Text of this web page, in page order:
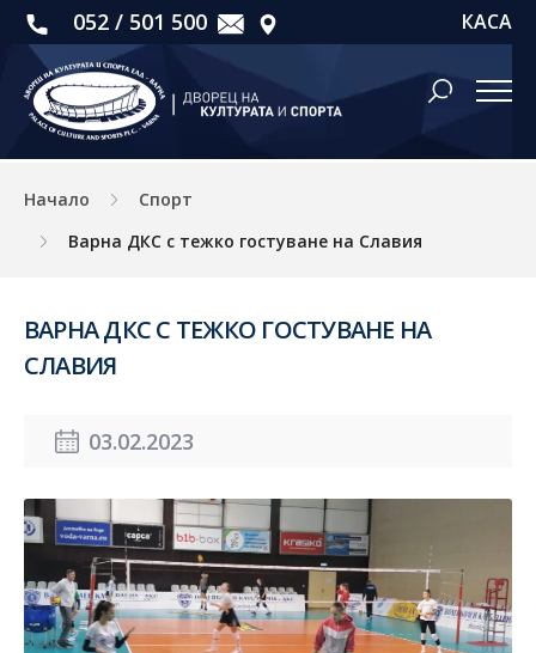
052 / 501 500 КАСА
Начало
Спорт
Варна ДКС с тежко гостуване на Славия
ВАРНА ДКС С ТЕЖКО ГОСТУВАНЕ НА
СЛАВИЯ
03.02.2023